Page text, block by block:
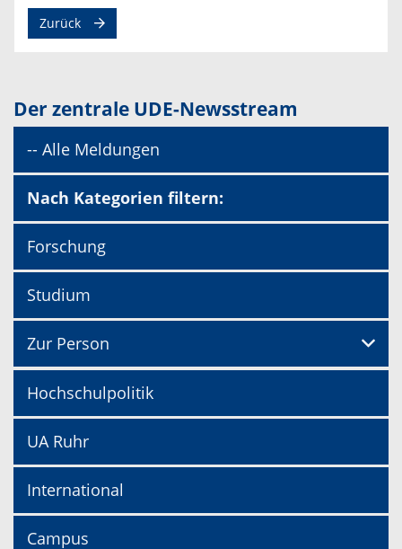
Zurück
Der zentrale UDE-Newsstream
-- Alle Meldungen
Nach Kategorien filtern:
Forschung
Studium
Zur Person
Hochschulpolitik
UA Ruhr
International
Campus